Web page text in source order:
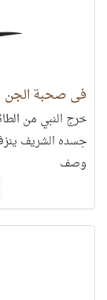
في صحبة الجن
خرج
جسده الشريف
وصف